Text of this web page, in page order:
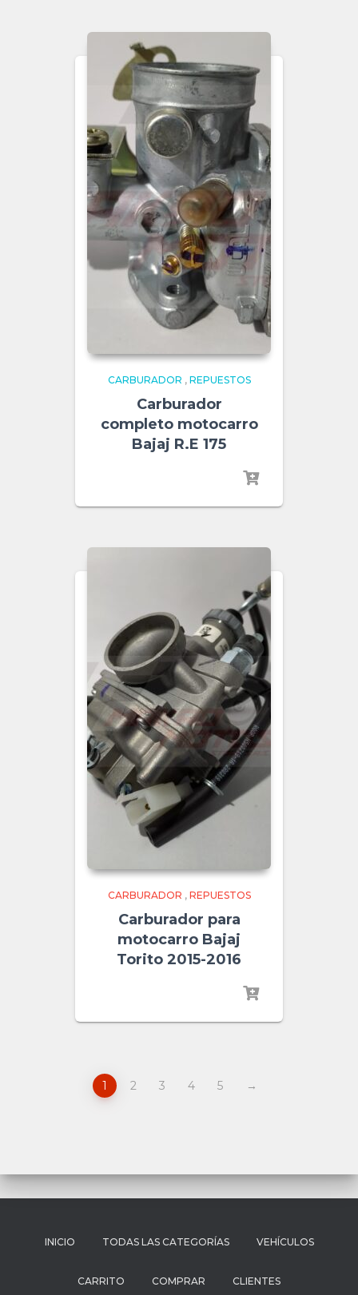
CARBURADOR , REPUESTOS
Carburador
completo motocarro
Bajaj R.E 175
CARBURADOR , REPUESTOS
Carburador para
motocarro Bajaj
Torito 2015-2016
1 2 3 4 5 →
INICIO TODAS LAS CATEGORÍAS VEHÍCULOS
CARRITO COMPRAR CLIENTES